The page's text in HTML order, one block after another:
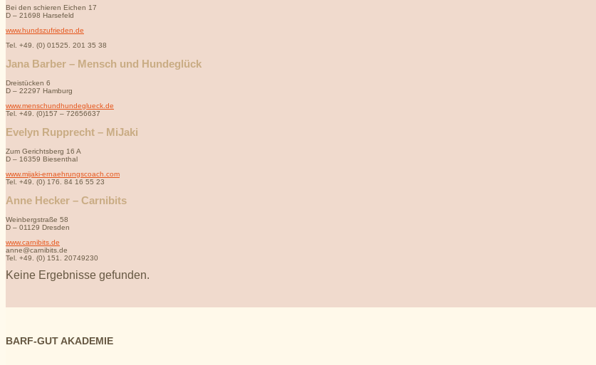
Bei den schieren Eichen 17
D – 21698 Harsefeld
www.hundszufrieden.de
Tel. +49. (0) 01525. 201 35 38
Jana Barber – Mensch und Hundeglück
Dreistücken 6
D – 22297 Hamburg
www.menschundhundeglueck.de
Tel. +49. (0)157 – 72656637
Evelyn Rupprecht – MiJaki
Zum Gerichtsberg 16 A
D – 16359 Biesenthal
www.mijaki-ernaehrungscoach.com
Tel. +49. (0) 176. 84 16 55 23
Anne Hecker – Carnibits
Weinbergstraße 58
D – 01129 Dresden
www.carnibits.de
anne@carnibits.de
Tel. +49. (0) 151. 20749230
Keine Ergebnisse gefunden.
BARF-GUT AKADEMIE